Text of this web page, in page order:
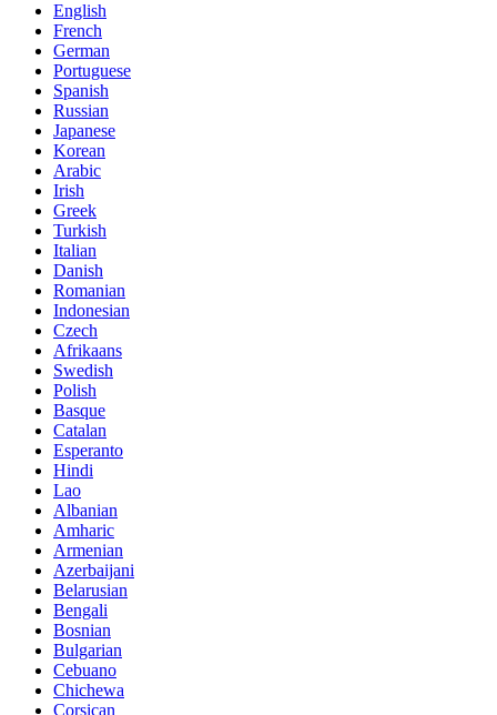
English
French
German
Portuguese
Spanish
Russian
Japanese
Korean
Arabic
Irish
Greek
Turkish
Italian
Danish
Romanian
Indonesian
Czech
Afrikaans
Swedish
Polish
Basque
Catalan
Esperanto
Hindi
Lao
Albanian
Amharic
Armenian
Azerbaijani
Belarusian
Bengali
Bosnian
Bulgarian
Cebuano
Chichewa
Corsican